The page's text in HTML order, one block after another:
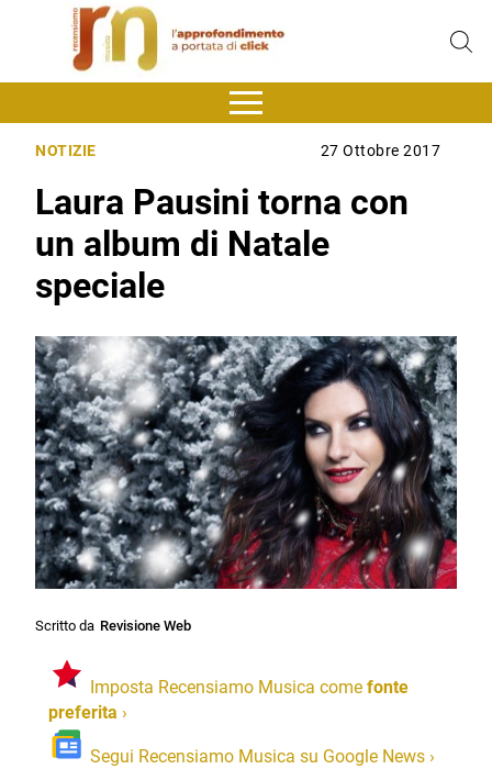
NOTIZIE 27 Ottobre 2017
Laura Pausini torna con
un album di Natale
speciale
Scritto da Revisione Web
Imposta Recensiamo Musica come fonte
preferita ›
Segui Recensiamo Musica su Google News ›